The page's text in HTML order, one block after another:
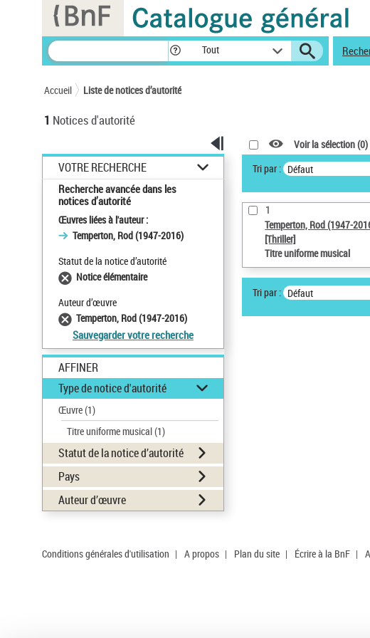
Tout
Accueil Liste de notices d’autorité
1 Notices d'autorité
VOTRE RECHERCHE
Recherche avancée dans les
notices d’autorité
Œuvres liées à l'auteur :
Temperton, Rod (1947-2016)
Statut de la notice d’autorité
Notice élémentaire
Auteur d’œuvre
Temperton, Rod (1947-2016)
Sauvegarder votre recherche
AFFINER
Type de notice d'autorité
Œuvre(1)
Titre uniforme musical(1)
Statut de la notice d’autorité
Pays
Auteur d’œuvre
Voir la sélection (0)
Tri par : Défaut
1
Temperton, Rod (1947-
[Thriller]
Titre uniforme musical
Tri par : Défaut
Conditions générales d'utilisation | A propos | Plan du site | Écrire à la BnF |
Panneau de gestion des cookies